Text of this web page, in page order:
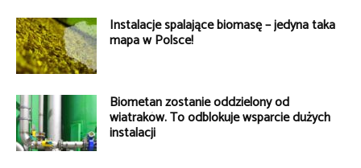
Instalacje spalające biomasę – jedyna taka
mapa w Polsce!
Biometan zostanie oddzielony od
wiatraków. To odblokuje wsparcie dużych
instalacji